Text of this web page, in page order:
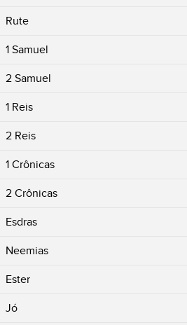
Rute
1 Samuel
2 Samuel
1 Reis
2 Reis
1 Crônicas
2 Crônicas
Esdras
Neemias
Ester
Jó